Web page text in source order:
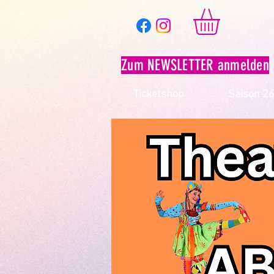
Zum NEWSLETTER anmelden
Ticketshop Saison